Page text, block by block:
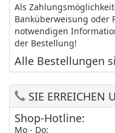
Als
Banküberweisung oder
notwendigen
der Bestellung!
Alle Bestellungen
SIE ERREICHEN
Shop-Hotline:
Mo - Do: